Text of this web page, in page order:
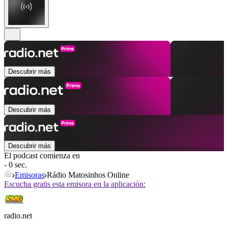
Descubrir más
Descubrir más
Descubrir más
El podcast comienza en
- 0 sec.
Emisoras Rádio Matosinhos Online
Escucha gratis esta emisora en la aplicación:
radio.net